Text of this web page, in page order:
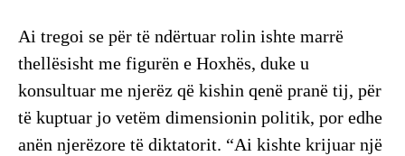
Ai tregoi se për të ndërtuar rolin ishte marrë
thellësisht me figurën e Hoxhës, duke u
konsultuar me njerëz që kishin qenë pranë tij, për
të kuptuar jo vetëm dimensionin politik, por edhe
anën njerëzore të diktatorit. “Ai kishte krijuar një